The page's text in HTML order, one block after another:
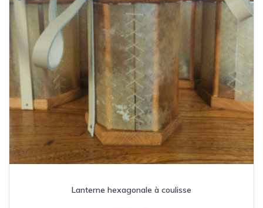
Lanterne hexagonale à coulisse